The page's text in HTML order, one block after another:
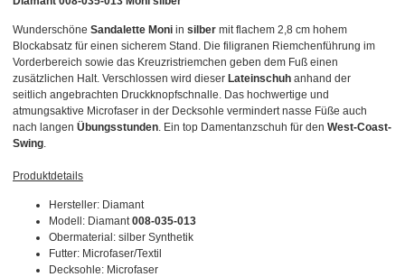
Wunderschöne Sandalette Moni in silber mit flachem 2,8 cm hohem
Blockabsatz für einen sicherem Stand. Die filigranen Riemchenführung im
Vorderbereich sowie das Kreuzristriemchen geben dem Fuß einen
zusätzlichen Halt. Verschlossen wird dieser Lateinschuh anhand der
seitlich angebrachten Druckknopfschnalle. Das hochwertige und
atmungsaktive Microfaser in der Decksohle vermindert nasse Füße auch
nach langen Übungsstunden. Ein top Damentanzschuh für den West-Coast-
Swing.
Produktdetails
Hersteller: Diamant
Modell: Diamant008-035-013
Obermaterial: silber Synthetik
Futter: Microfaser/Textil
Decksohle: Microfaser